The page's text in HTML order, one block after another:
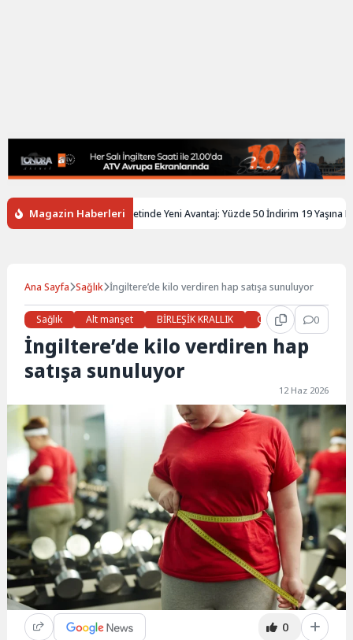
Magazin Haberleri
Gençlere Tren Biletinde Yeni Avantaj: Yüzde 50 İndirim 19 Yaşına Kadar
Ana Sayfa Sağlık İngiltere’de kilo verdiren hap satışa sunuluyor
Sağlık Alt manşet BİRLEŞİK KRALLIK Gündem 0
İngiltere’de kilo verdiren hap
satışa sunuluyor
12 Haz 2026
0